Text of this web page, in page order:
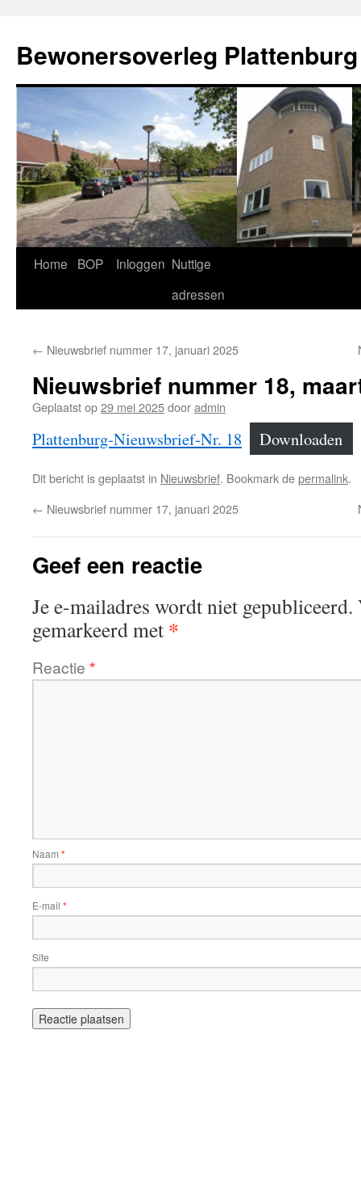
de
inhoud
Bewonersoverleg Plattenburg
Home BOP Inloggen Nuttige
adressen
← Nieuwsbrief nummer 17, januari 2025
Nieuwsbrief nummer 18,
Geplaatst op29 mei 2025dooradmin
Plattenburg-Nieuwsbrief-Nr. 18 Downloaden
Dit bericht is geplaatst in Nieuwsbrief. Bookmark depermalink.
← Nieuwsbrief nummer 17, januari 2025
Geef een reactie
Je e-mailadres wordt niet gepubliceerd.
gemarkeerd met *
Reactie *
Naam *
E-mail *
Site